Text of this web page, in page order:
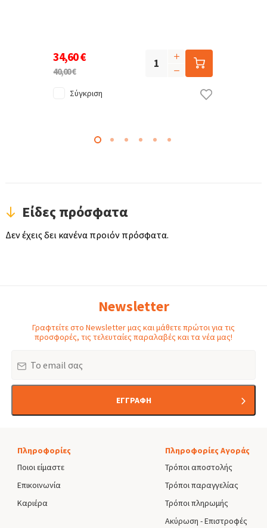
34,60 €
40,00 €
Σύγκριση
Είδες πρόσφατα
Δεν έχεις δει κανένα προιόν πρόσφατα.
Newsletter
Γραφτείτε στο Newsletter μας και μάθετε πρώτοι για τις
προσφορές, τις τελευταίες παραλαβές και τα νέα μας!
ΕΓΓΡΑΦΗ
Πληροφορίες
Ποιοι είμαστε
Επικοινωνία
Καριέρα
Πληροφορίες Αγοράς
Τρόποι αποστολής
Τρόποι παραγγελίας
Τρόποι πληρωμής
Ακύρωση - Επιστροφές